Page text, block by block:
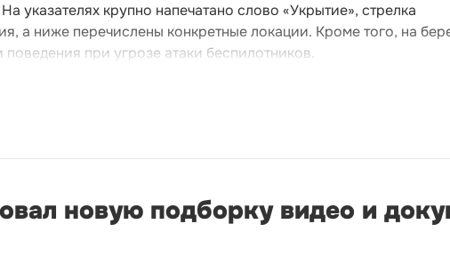
На указателях крупно напечатано слово «Укрытие», стрелка
а ниже перечислены конкретные локации. Кроме того, на
при угрозе атаки беспилотников.
новую подборку видео и